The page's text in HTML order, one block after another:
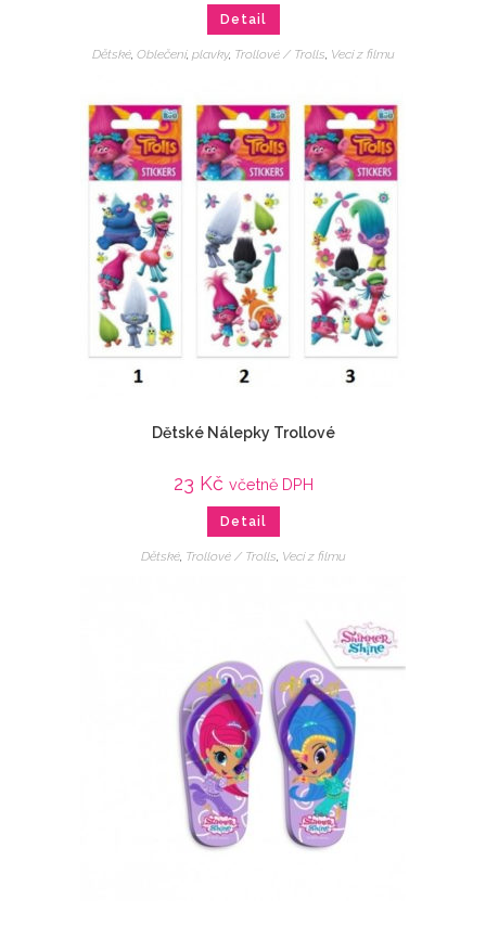
Detail
Dětské, Oblečení, plavky, Trollové / Trolls, Veci z filmu
Dětské Nálepky Trollové
23 Kč včetně DPH
Detail
Dětské, Trollové / Trolls Veci z filmu